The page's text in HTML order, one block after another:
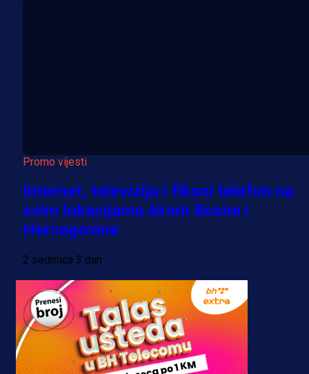
Promo vijesti
Internet, televizija i fiksni telefon na
svim lokacijama širom Bosne i
Hercegovine
2 sedmica 3 dan